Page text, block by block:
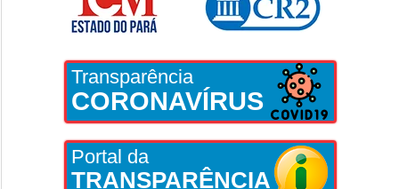
Transparência
CORONAVÍRUS
Portal da
TRANSPARÊNCIA